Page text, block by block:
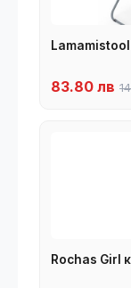
83.80 лв
Rochas Girl